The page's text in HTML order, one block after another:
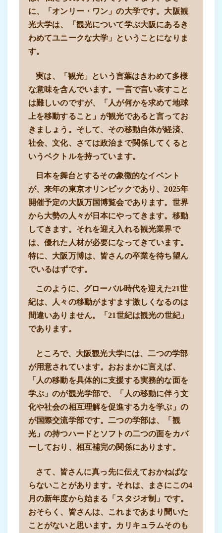
に、「オンリー・ワン」の大学です。大阪観
光大学は、「観光について学ぶ大阪にあるき
わめてユニークな大学」ということになりま
す。
実は、「観光」という言葉はきわめて多様
な意味を含んでいます。一言で言い表すこと
は難しいのですが、「人が何かを求めて地球
上を移動すること」が観光であると言ってお
きましょう。そして、その移動自体が経済、
社会、文化、さては政治まで関係してくると
いうベクトルを持っています。
日本を舞台とするその象徴的なイベント
が、来年の東京オリンピックであり、2025年
開催予定の大阪万国博覧会であります。世界
から大勢の人々が日本にやってきます。移動
してきます。それを迎え入れる観光業界で
は、優れた人材が必要になってきています。
特に、大阪万博は、皆さんの卒業を待ち望ん
でいるはずです。
このように、グローバル時代を迎えた21世
紀は、人々の移動がますます激しくなるのは
間違いありません。「21世紀は観光の世紀」
であります。
ところで、大阪観光大学には、二つの学部
が用意されています。おおまかに言えば、
「人の移動を具体的に支援する実務的な面を
学ぶ」のが観光学部で、「人の移動に伴う文
化や社会の相互理解を促進する力を学ぶ」の
が国際交流学部です。二つの学部は、「観
光」の持つハードとソフトの二つの面をカバ
ーしており、相互補完の関係にあります。
さて、皆さんに真っ先に伝えておかねばな
らないことがあります。それは、まさにこの4
月の新年度から始まる「スタジオ制」です。
おそらく、皆さんは、これまであまり聞いた
ことがないと思います。カリキュラムそのも